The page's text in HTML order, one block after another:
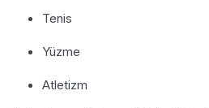
Tenis
Yüzme
Atletizm